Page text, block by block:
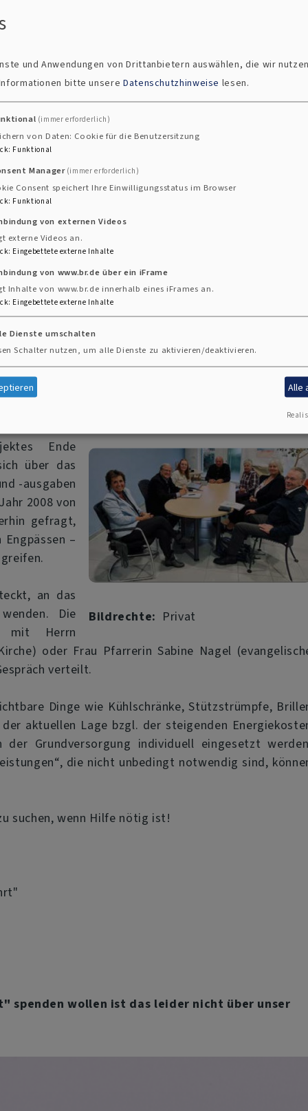
und wählen Sie im Spendentool rechts:
Herzlichen Dank!
Menschen
Bildrechte Privat
Ende
über das
-ausgaben
2008 von
gefragt,
–
an das
Die
mit Herrn
oder Frau Pfarrerin Sabine Nagel
verteilt.
Dinge wie Kühlschränke, Stützstrümpfe,
aktuellen Lage bzgl. der steigenden
der Grundversorgung individuell eingesetzt
die nicht unbedingt notwendig sind,
suchen, wenn Hilfe nötig ist!
spenden wollen ist das leider nicht über unser
und Anwendungen von Drittanbietern auswählen, die wir
bitte unsere Datenschutzhinweise lesen.
(immer erforderlich)
von Daten: Cookie für die Benutzersitzung
: Funktional
Manager (immer erforderlich)
Consent speichert Ihre Einwilligungsstatus im Browser
: Funktional
von externen Videos
externe Videos an.
: Eingebettete externe Inhalte
von www.br.de über ein iFrame
Inhalte von www.br.de innerhalb eines iFrames an.
: Eingebettete externe Inhalte
Dienste umschalten
Schalter nutzen, um alle Dienste zu aktivieren/deaktivieren.
Alle